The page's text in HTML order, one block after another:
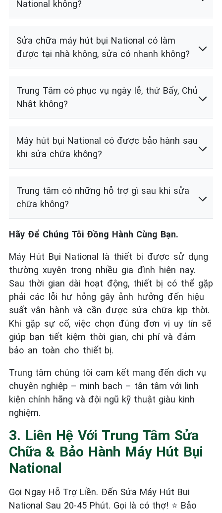
National không?
Sửa chữa máy hút bụi National có làm
được tại nhà không, sửa có nhanh không?
Trung Tâm có phục vụ ngày lễ, thứ Bẩy, Chủ
Nhật không?
Máy hút bụi National có được bảo hành sau
khi sửa chữa không?
Trung tâm có những hỗ trợ gì sau khi sửa
chữa không?
Hãy Để Chúng Tôi Đồng Hành Cùng Bạn.
Máy Hút Bụi National là thiết bị được sử dụng
thường xuyên trong nhiều gia đình hiện nay.
Sau thời gian dài hoạt động, thiết bị có thể gặp
phải các lỗi hư hỏng gây ảnh hưởng đến hiệu
suất vận hành và cần được sửa chữa kịp thời.
Khi gặp sự cố, việc chọn đúng đơn vị uy tín sẽ
giúp bạn tiết kiệm thời gian, chi phí và đảm
bảo an toàn cho thiết bị.
Trung tâm chúng tôi cam kết mang đến dịch vụ
chuyên nghiệp – minh bạch – tận tâm với linh
kiện chính hãng và đội ngũ kỹ thuật giàu kinh
nghiệm.
3. Liên Hệ Với Trung Tâm Sửa
Chữa & Bảo Hành Máy Hút Bụi
National
Gọi Ngay Hỗ Trợ Liền. Đến Sửa Máy Hút Bụi
National Sau 20-45 Phút. Gọi là có thợ! ⭐ Bảo